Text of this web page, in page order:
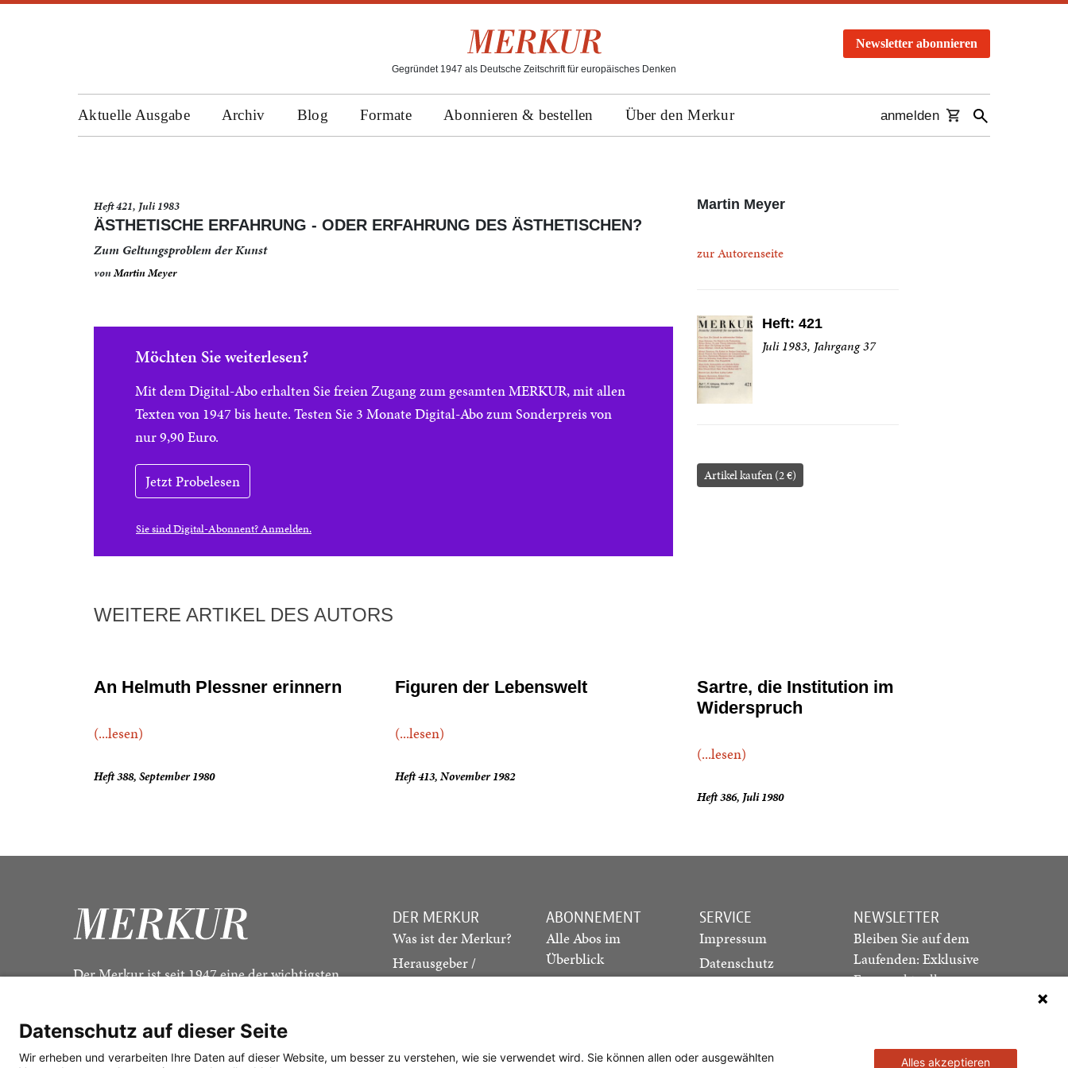
Gegründet 1947 als Deutsche Zeitschrift für europäisches Denken
Newsletter abonnieren
Aktuelle Ausgabe Archiv Blog Formate Abonnieren & bestellen Über den Merkur anmelden
Heft 421, Juli 1983
ÄSTHETISCHE ERFAHRUNG - ODER ERFAHRUNG DES ÄSTHETISCHEN?
Zum Geltungsproblem der Kunst
vonMartin Meyer
Möchten Sie weiterlesen?
Mit dem Digital-Abo erhalten Sie freien Zugang zum gesamten MERKUR, mit allen
Texten von 1947 bis heute. Testen Sie 3 Monate Digital-Abo zum Sonderpreis von
nur 9,90 Euro.
Jetzt Probelesen
Sie sind Digital-Abonnent? Anmelden.
Martin Meyer
zur Autorenseite
Heft: 421
Juli 1983, Jahrgang 37
Artikel kaufen (2 €)
WEITERE ARTIKEL DES AUTORS
An Helmuth Plessner erinnern
(...lesen)
Heft 388, September 1980
Figuren der Lebenswelt
(...lesen)
Heft 413, November 1982
Sartre, die Institution im
Widerspruch
(...lesen)
Heft 386, Juli 1980
Der Merkur ist seit 1947 eine der wichtigsten
DER MERKUR
Was ist der Merkur?
Herausgeber /
Redaktion
ABONNEMENT
Alle Abos im
Überblick
Print-Abo
Studierenden-Abo
SERVICE
Impressum
Datenschutz
NEWSLETTER
Bleiben Sie auf dem
Laufenden: Exklusive
Essays, aktuelle
Datenschutz auf dieser Seite
Wir erheben und verarbeiten Ihre Daten auf dieser Website, um besser zu verstehen, wie sie verwendet wird. Sie können allen oder ausgewählten
Alles akzeptieren